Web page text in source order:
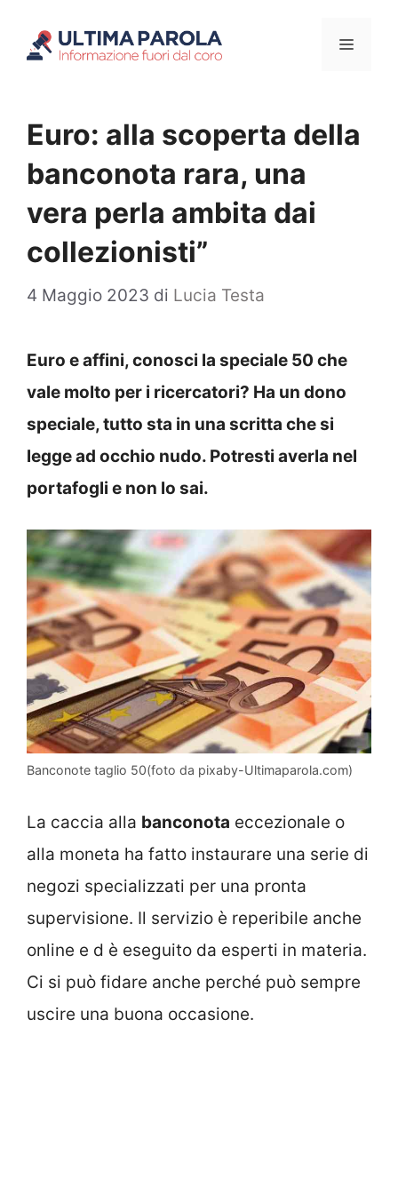
Menu
Euro: alla scoperta della
banconota rara, una
vera perla ambita dai
collezionisti”
4 Maggio 2023 di Lucia Testa
Euro e affini, conosci la speciale 50 che
vale molto per i ricercatori? Ha un dono
speciale, tutto sta in una scritta che si
legge ad occhio nudo. Potresti averla nel
portafogli e non lo sai.
Banconote taglio 50(foto da pixaby-Ultimaparola.com)
La caccia alla banconota eccezionale o
alla moneta ha fatto instaurare una serie di
negozi specializzati per una pronta
supervisione. Il servizio è reperibile anche
online e d è eseguito da esperti in materia.
Ci si può fidare anche perché può sempre
uscire una buona occasione.